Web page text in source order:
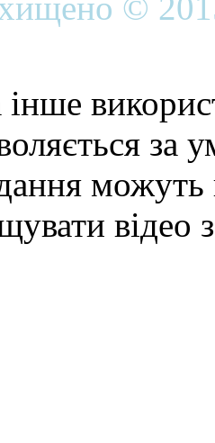
можуть
відео